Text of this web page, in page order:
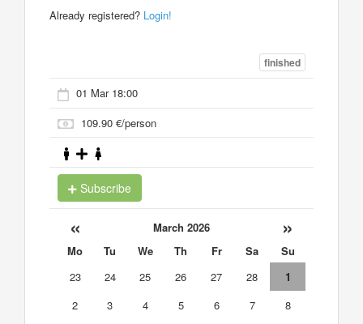
Already registered? Login!
finished
01 Mar 18:00
109.90 €/person
Subscribe
« March 2026 »
Mo Tu We Th Fr Sa
Su
23
24 25 26 27 28
1
2
3 4 5 6 7
8